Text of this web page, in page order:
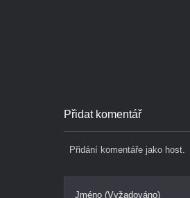
Přidat komentář
Přidání komentáře jako host.
Jméno (Vyžadováno)